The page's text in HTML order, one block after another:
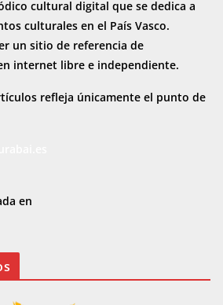
cultural digital que se dedica a
culturales en el País Vasco.
un sitio de referencia de
internet libre e independiente.
refleja únicamente el punto de
en